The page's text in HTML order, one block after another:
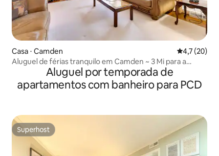
Casa ⋅ Camden 4,7 de uma
4,7 (20)
Aluguel de férias tranquilo em Camden ~ 3 Mi para a
Aluguel por temporada de
apartamentos com banheiro para PCD
Superhost
Superhost